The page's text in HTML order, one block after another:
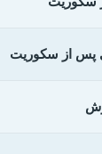
پس از سکوریت